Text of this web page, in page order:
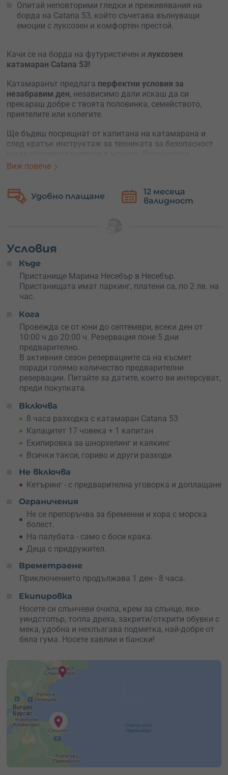
Опитай неповторими гледки и преживявания на
борда на Catana 53, който съчетава вълнуващи
емоции с луксозен и комфортен престой.
Качи се на борда на футуристичен и луксозен
катамаран Catana 53!
Катамаранът предлага перфектни условия за
незабравим ден, независимо дали искаш да си
прекараш добре с твоята половинка, семейството,
приятелите или колегите.
Ще бъдеш посрещнат от капитана на катамарана и
след кратък инструктаж за техниката за безопасност
излизането от пристанището отнемат по 15 минути.
усетиш удивителния стар град по един различен начин,
да бъдеш запленен от невероятни гледки, да видиш
Катамаран Catana 53
катамаран, дълъг 16.5 метра. Лек като перце и
идеално звукоизолиран, този катамаран може да се
носи по вълните със скоростта на вятъра в пълен лукс
и комфорт.
простор за забавления под слънцето. Вътрешната част
на катамарана предлага невиждан досега комфорт с
360° гледка и всички възможни удобства.
Катамаранът е напълно екипиран, предлага
хладилници за храна и вино, оборудвана кухня, стаи за
почивка и много други екстри.
Виж повече
Удобно плащане
12 месеца
валидност
Условия
Къде
Пристанище Марина Несебър в Несебър.
Пристанищата имат паркинг, платени са, по 2 лв. на
час.
Кога
Провежда се от юни до септември, всеки ден от
10:00 ч до 20:00 ч. Резервация поне 5 дни
предварително.
В активния сезон резервациите са на късмет
поради голямо количество предварителни
резервации. Питайте за датите, които ви интерсуват,
преди покупката.
Включва
8 часа разходка с катамаран Catana 53
Капацитет 17 човека + 1 капитан
Екипировка за шнорхелинг и каякинг
Всички такси, гориво и други разходи
Не включва
Кетъринг - с предварителна уговорка и доплащане
Ограничения
Не се препоръчва за бременни и хора с морска
болест.
На палубата - само с боси крака.
Деца с придружител.
Времетраене
Приключението продължава 1 ден - 8 часа.
Екипировка
Носете си слънчеви очила, крем за слънце, яке-
уиндстопър, топла дреха, закрити/открити обувки с
мека, удобна и нехлъзгава подметка, най-добре от
бяла гума. Носете хавлии и бански!